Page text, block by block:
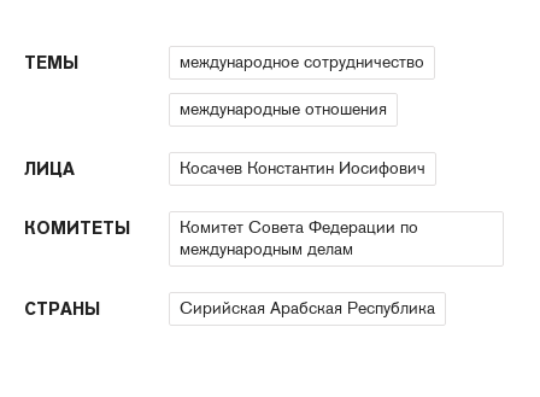
ТЕМЫ международное сотрудничество
международные отношения
ЛИЦА Косачев Константин Иосифович
КОМИТЕТЫ
Комитет Совета Федерации по
международным делам
СТРАНЫ Сирийская Арабская Республика